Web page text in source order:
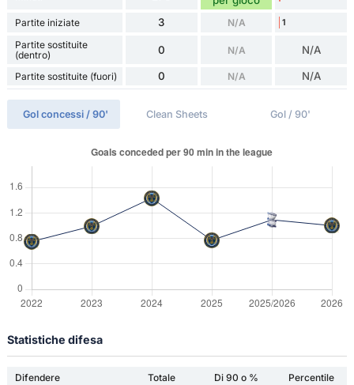
Partite iniziate 3 N/A 1
Partite sostituite
(dentro)
0 N/A N/A
Partite sostituite (fuori) 0 N/A N/A
Gol concessi / 90' Clean Sheets Gol / 90'
Statistiche difesa
Difendere Totale Di 90 o %
Percentile